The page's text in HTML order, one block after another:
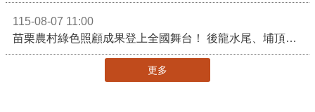
115-08-07 11:00
苗栗農村綠色照顧成果登上全國舞台！ 後龍水尾、埔頂社區前進2026高齡健康產業博覽會
更多